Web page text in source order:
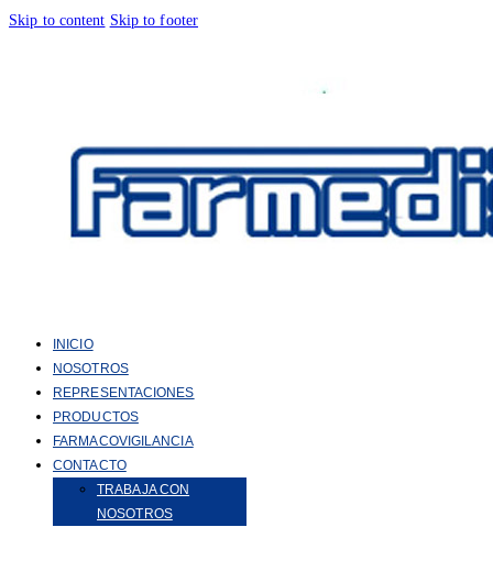
Skip to content Skip to footer
INICIO
NOSOTROS
REPRESENTACIONES
PRODUCTOS
FARMACOVIGILANCIA
CONTACTO
TRABAJA CON
NOSOTROS